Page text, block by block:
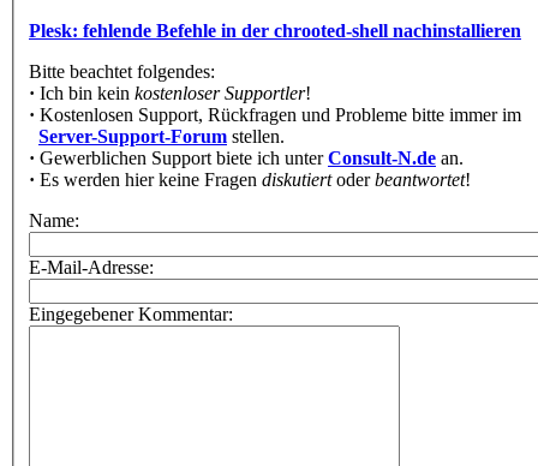
Plesk: fehlende Befehle in der chrooted-shell nachinstallieren
Bitte beachtet folgendes:
· Ich bin kein kostenloser Supportler!
· Kostenlosen Support, Rückfragen und Probleme bitte immer im
Server-Support-Forum stellen.
· Gewerblichen Support biete ich unterConsult-N.de an.
· Es werden hier keine Fragen diskutiertoderbeantwortet!
Name:
E-Mail-Adresse:
Eingegebener Kommentar: